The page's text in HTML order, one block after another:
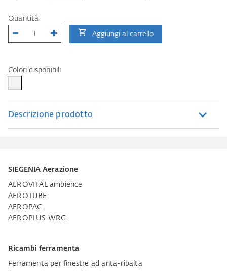
Quantità
Aggiungi al carrello
Colori disponibili
Descrizione prodotto
SIEGENIA Aerazione
AEROVITAL ambience
AEROTUBE
AEROPAC
AEROPLUS WRG
Ricambi ferramenta
Ferramenta per finestre ad anta-ribalta